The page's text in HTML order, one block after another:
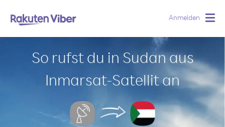
Anmelden
So rufst du in Sudan aus
Inmarsat-Satellit an